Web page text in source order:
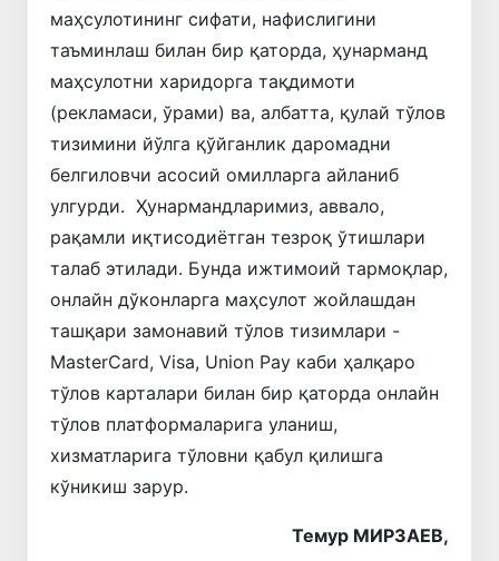
маҳсулотининг сифати, нафислигини
таъминлаш билан бир қаторда, ҳунарманд
маҳсулотни харидорга тақдимоти
(рекламаси, ўрами) ва, албатта, қулай тўлов
тизимини йўлга қўйганлик даромадни
белгиловчи асосий омилларга айланиб
улгурди. Ҳунармандларимиз, аввало,
рақамли иқтисодиётган тезроқ ўтишлари
талаб этилади. Бунда ижтимоий тармоқлар,
онлайн дўконларга маҳсулот жойлашдан
ташқари замонавий тўлов тизимлари -
MasterCard, Visa, Union Pay каби ҳалқаро
тўлов карталари билан бир қаторда онлайн
тўлов платформаларига уланиш,
хизматларига тўловни қабул қилишга
кўникиш зарур.
Темур МИРЗАЕВ,